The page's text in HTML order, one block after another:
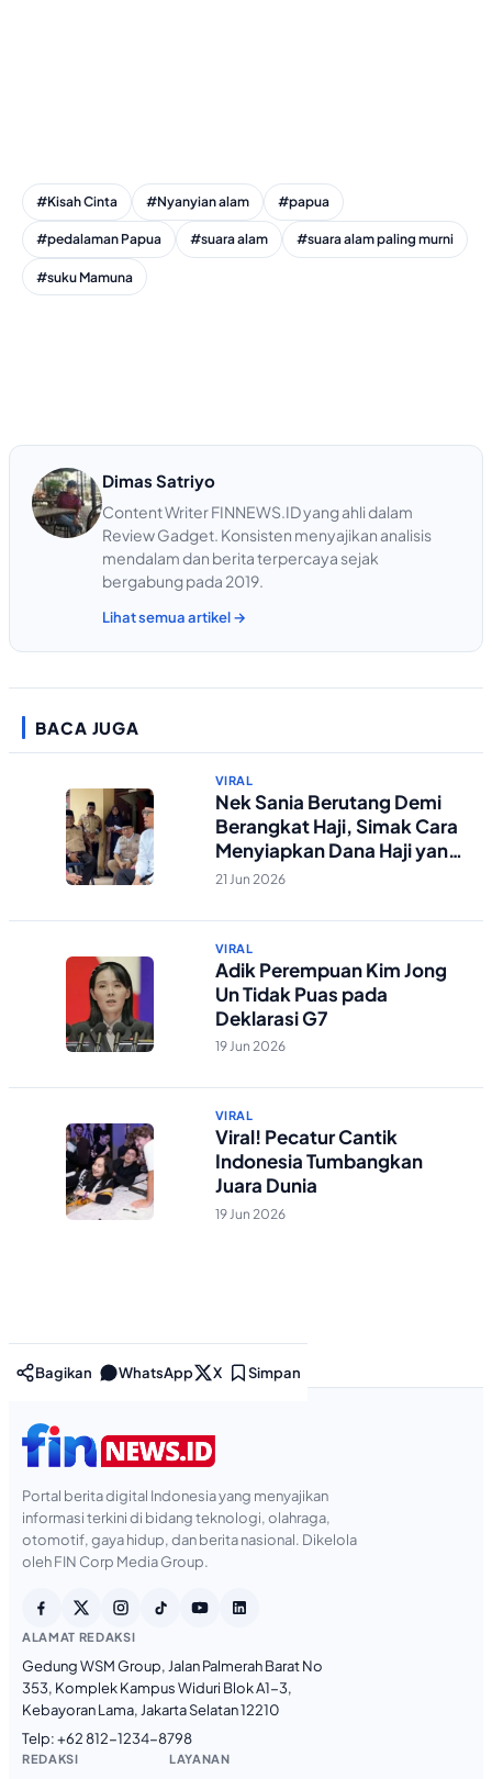
#Kisah Cinta #Nyanyian alam #papua
#pedalaman Papua #suara alam #suara alam paling murni
#suku Mamuna
Dimas Satriyo
Content Writer FINNEWS.ID yang ahli dalam
Review Gadget. Konsisten menyajikan analisis
mendalam dan berita terpercaya sejak
bergabung pada 2019.
Lihat semua artikel →
BACA JUGA
VIRAL
Nek Sania Berutang Demi
Berangkat Haji, Simak Cara
Menyiapkan Dana Haji yang
Tepat
21 Jun 2026
VIRAL
Adik Perempuan Kim Jong
Un Tidak Puas pada
Deklarasi G7
19 Jun 2026
VIRAL
Viral! Pecatur Cantik
Indonesia Tumbangkan
Juara Dunia
19 Jun 2026
Bagikan WhatsApp X Simpan
Portal berita digital Indonesia yang menyajikan
informasi terkini di bidang teknologi, olahraga,
otomotif, gaya hidup, dan berita nasional. Dikelola
oleh FIN Corp Media Group.
ALAMAT REDAKSI
Gedung WSM Group, Jalan Palmerah Barat No
353, Komplek Kampus Widuri Blok A1-3,
Kebayoran Lama, Jakarta Selatan 12210
Telp:+62 812-1234-8798
REDAKSI LAYANAN